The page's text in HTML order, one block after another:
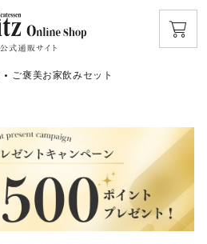
ご褒美お家飲みセット